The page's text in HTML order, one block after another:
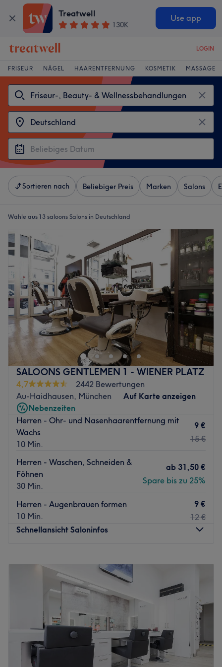
Treatwell
130K
Use app
LOGIN
FRISEUR NÄGEL HAARENTFERNUNG KOSMETIK MASSAGE
Sortieren nach Beliebiger Preis Marken Salons
Wähle aus 13 saloons Salons in Deutschland
SALOONS GENTLEMEN 1 - WIENER PLATZ
4,7
2442 Bewertungen
Au-Haidhausen, München
Auf Karte anzeigen
Nebenzeiten
Herren - Ohr- und Nasenhaarentfernung mit
Wachs
10 Min.
9 €
15 €
Herren - Waschen, Schneiden &
Föhnen
30 Min.
ab 31,50 €
Spare bis zu 25%
Herren - Augenbrauen formen
10 Min.
9 €
12 €
Schnellansicht Saloninfos
Dienstag
19:00
Donnerstag
08:00–19:00
Samstag
Sonntag
Geschlossen
SALOONS GENTLEMEN, direkt neben dem Café am
Wiener Platz in Haidhausen ist eine Institution was